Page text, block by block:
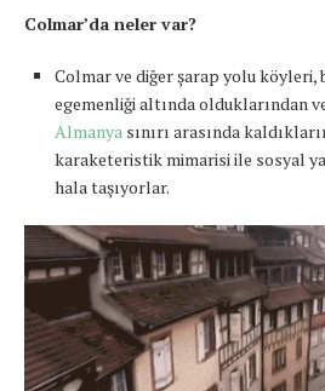
Colmar’da neler var?
Colmar ve diğer şarap yolu köyleri,
egemenliği altında olduklarından
Almanya sınırı arasında
karaketeristik mimarisi ile sosyal
hala taşıyorlar.